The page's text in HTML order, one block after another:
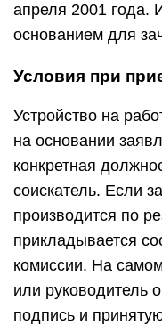
апреля 2001 года.
основанием для
Условия при
Устройство на
на основании
конкретная
соискатель. Если
производится по
прикладывается
комиссии. На
или руководитель
подпись и